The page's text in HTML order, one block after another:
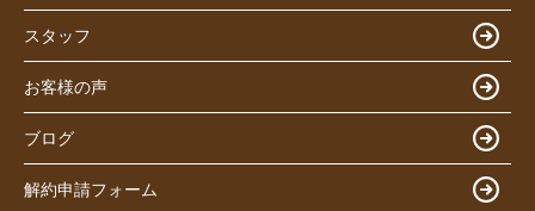
スタッフ
お客様の声
ブログ
解約申請フォーム